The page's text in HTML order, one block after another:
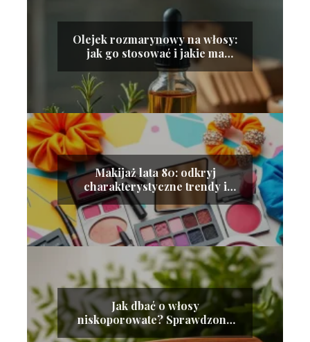
Olejek rozmarynowy na włosy:
jak go stosować i jakie ma
efekty?
Makijaż lata 80: odkryj
charakterystyczne trendy i
inspiracje
Jak dbać o włosy
niskoporowate? Sprawdzone
porady i kosmetyki